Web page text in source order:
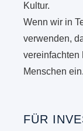
Kultur.
Wenn wir in
verwenden,
vereinfachten
Menschen ein.
FÜR